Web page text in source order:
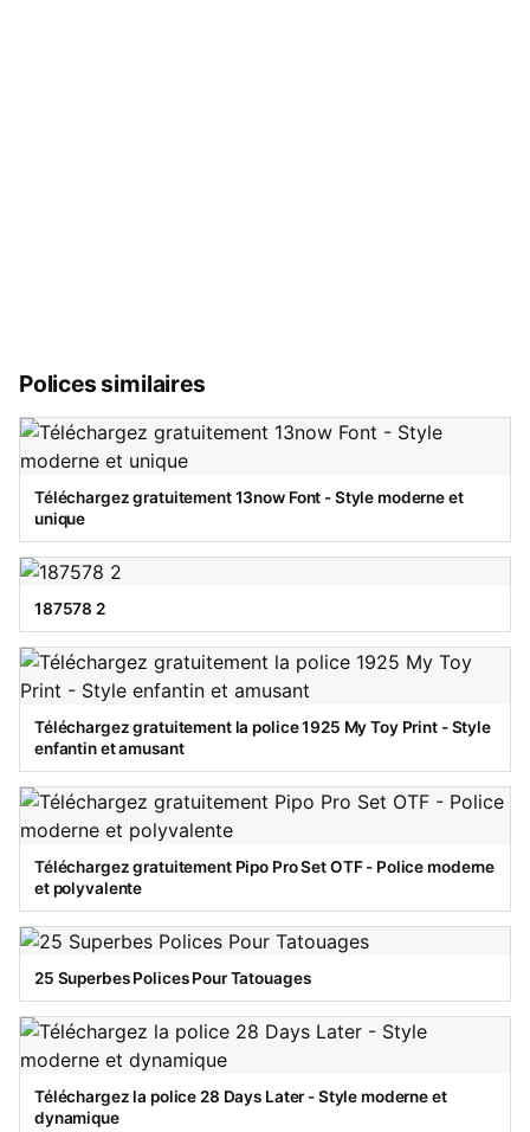
Polices similaires
Téléchargez gratuitement 13now Font - Style moderne et
unique
187578 2
Téléchargez gratuitement la police 1925 My Toy Print - Style
enfantin et amusant
Téléchargez gratuitement Pipo Pro Set OTF - Police moderne
et polyvalente
25 Superbes Polices Pour Tatouages
Téléchargez la police 28 Days Later - Style moderne et
dynamique